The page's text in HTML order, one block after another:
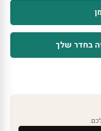
בחדר שלך